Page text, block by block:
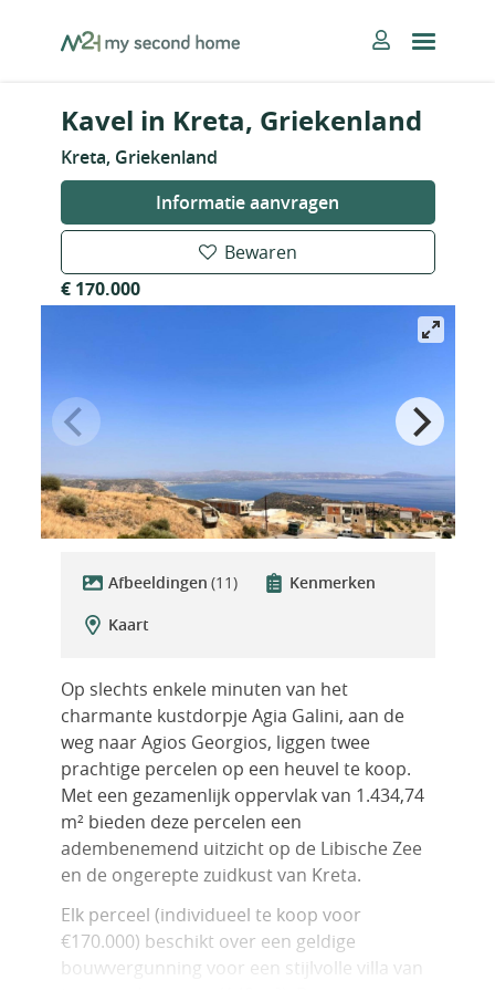
MySecondHome
Kavel in Kreta, Griekenland
Kreta, Griekenland
Informatie aanvragen
Bewaren
€ 170.000
Afbeeldingen (11)
Kenmerken
Kaart
Op slechts enkele minuten van het
charmante kustdorpje Agia Galini, aan de
weg naar Agios Georgios, liggen twee
prachtige percelen op een heuvel te koop.
Met een gezamenlijk oppervlak van 1.434,74
m² bieden deze percelen een
adembenemend uitzicht op de Libische Zee
en de ongerepte zuidkust van Kreta.
Elk perceel (individueel te koop voor
€170.000) beschikt over een geldige
bouwvergunning voor een stijlvolle villa van